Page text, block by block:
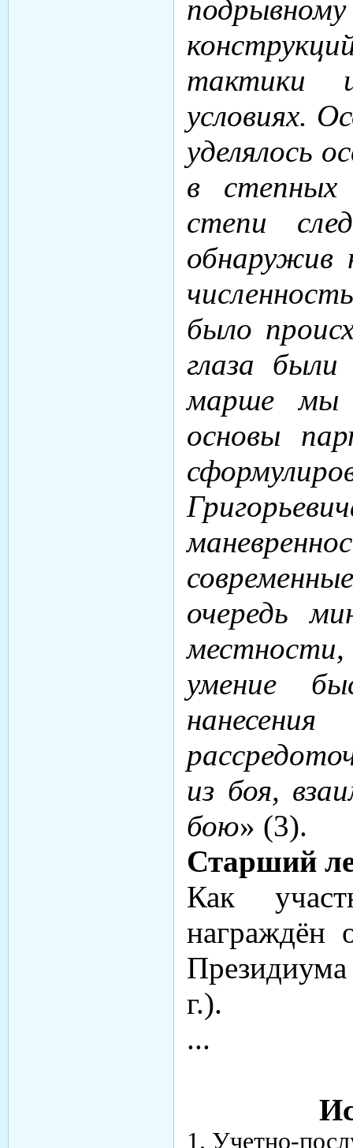
подрывному
тактики
условиях.
уделялось
в степных
степи
обнаружив
было
глаза
марше мы
основы
очередь
умение
из боя,
бою» (3).
Старший
Как
награждён
г.).
...
1. Учетно-